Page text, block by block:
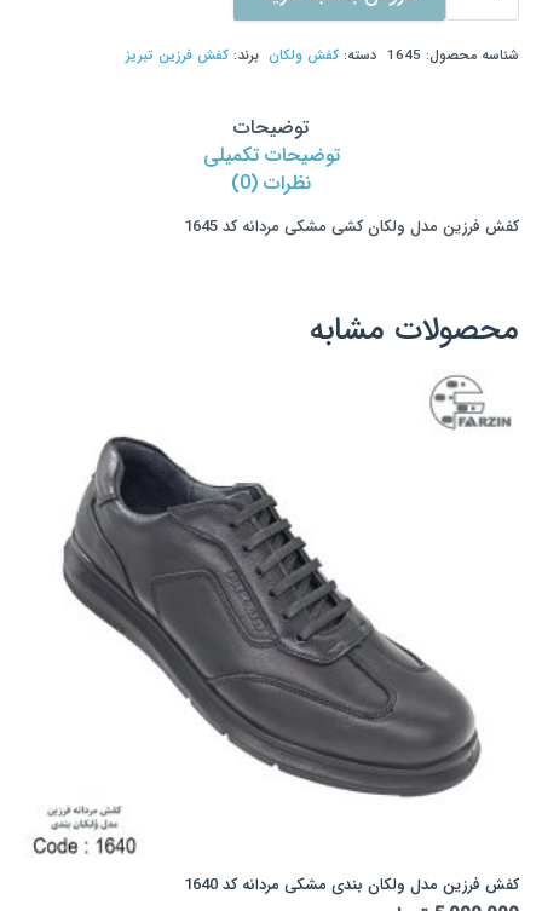
ولکان
عدد
شناسه محصول: 1645 دسته:کفش ولکان برند:کفش فرزین تبریز
توضیحات
توضیحات تکمیلی
نظرات (0)
کفش فرزین مدل ولکان کشی مشکی مردانه کد 1645
محصولات مشابه
کفش فرزین مدل ولکان بندی مشکی مردانه کد 1640